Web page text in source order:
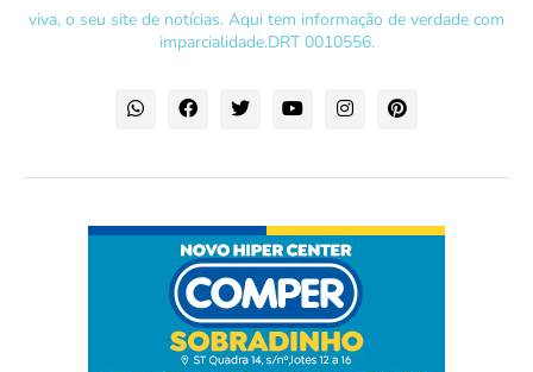
viva, o seu site de notícias. Aqui tem informação de verdade com
imparcialidade.DRT 0010556.